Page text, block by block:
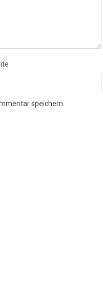
speichern.